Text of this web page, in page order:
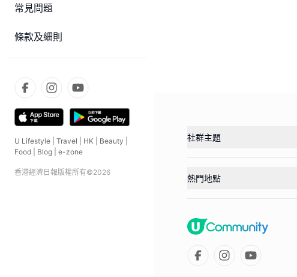
常見問題
條款及細則
U Lifestyle Travel HK Beauty
Food
Blog e-zone
香港經濟日報版權所有©2026
社群主題
熱門地點